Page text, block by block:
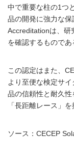
中で重要な柱の1つ
品の開発に強力な
Accreditationは、研
を確認するものであ
この認定はまた、
より至便な検定サ
品の信頼性と耐久
「長距離レース」
ソース：CECEP